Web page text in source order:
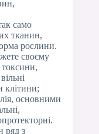
само
тканин,
рослини.
своєму
клітини;
основними
ряд з